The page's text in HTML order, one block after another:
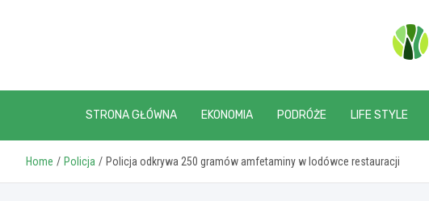
STRONA GŁÓWNA EKONOMIA PODRÓŻE LIFE STYLE
Home Policja Policja odkrywa 250 gramów amfetaminy w lodówce restauracji